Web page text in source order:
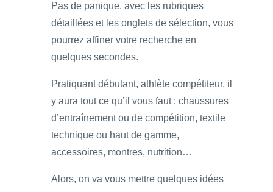
Pas de panique, avec les rubriques
détaillées et les onglets de sélection, vous
pourrez affiner votre recherche en
quelques secondes.
Pratiquant débutant, athlète compétiteur, il
y aura tout ce qu’il vous faut : chaussures
d’entraînement ou de compétition, textile
technique ou haut de gamme,
accessoires, montres, nutrition…
Alors, on va vous mettre quelques idées